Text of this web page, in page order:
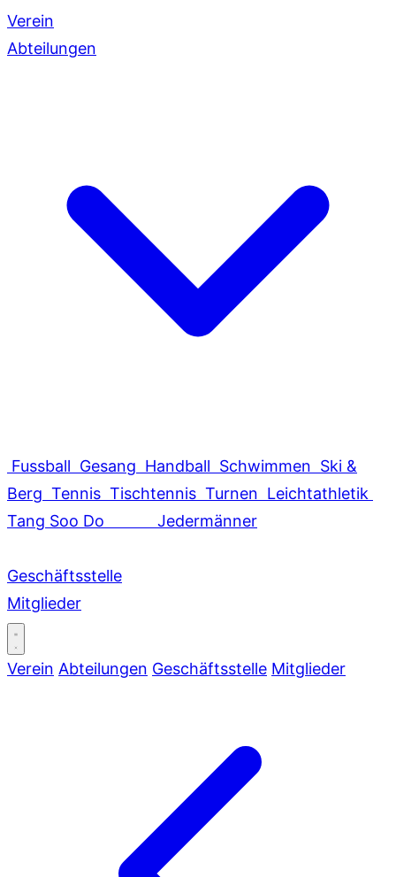
Verein
Abteilungen
Fussball Gesang Handball Schwimmen Ski &
Berg Tennis Tischtennis Turnen Leichtathletik
Tang Soo Do
Jedermänner
Geschäftsstelle
Mitglieder
Verein Abteilungen Geschäftsstelle Mitglieder